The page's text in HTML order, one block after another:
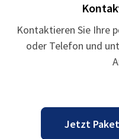
Kontaktieren Sie Ihre
oder Telefon und